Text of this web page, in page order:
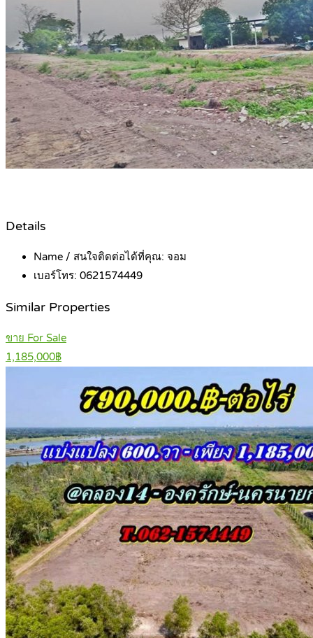
Details
Name / สนใจติดต่อได้ที่คุณ: จอม
เบอร์โทร: 0621574449
Similar Properties
ขาย For Sale
1,185,000฿